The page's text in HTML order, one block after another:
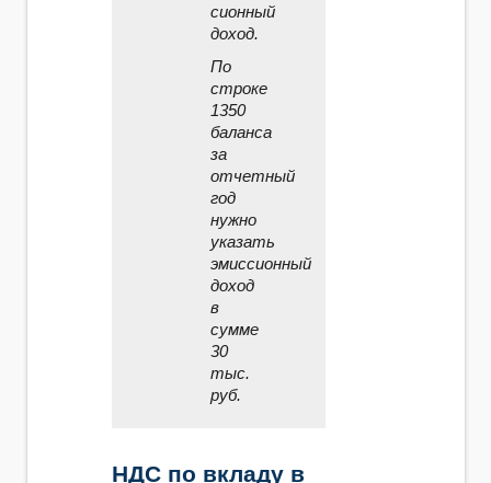
сионный
доход.
По
строке
1350
баланса
за
отчетный
год
нужно
указать
эмиссионный
доход
в
сумме
30
тыс.
руб.
НДС по вкладу в